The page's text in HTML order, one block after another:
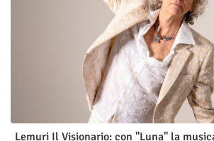
Lemuri Il Visionario: con "Luna" la